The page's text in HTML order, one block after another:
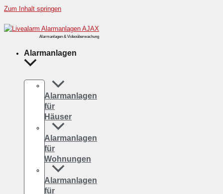
Zum Inhalt springen
Alarmanlagen & Videoüberwachung
Alarmanlagen
Alarmanlagen
für
Häuser
Alarmanlagen
für
Wohnungen
Alarmanlagen
für